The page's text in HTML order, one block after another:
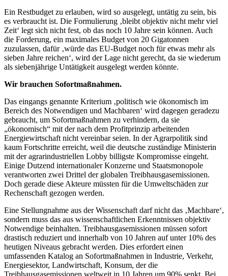
Ein Restbudget zu erlauben, wird so ausgelegt, untätig zu sein, bis
es verbraucht ist. Die Formulierung ‚bleibt objektiv nicht mehr viel
Zeit‘ legt sich nicht fest, ob das noch 10 Jahre sein können. Auch
die Forderung, ein maximales Budget von 20 Gigatonnen
zuzulassen, dafür ‚würde das EU-Budget noch für etwas mehr als
sieben Jahre reichen‘, wird der Lage nicht gerecht, da sie wiederum
als siebenjährige Untätigkeit ausgelegt werden könnte.
Wir brauchen Sofortmaßnahmen.
Das eingangs genannte Kriterium ‚politisch wie ökonomisch im
Bereich des Notwendigen und Machbaren‘ wird dagegen geradezu
gebraucht, um Sofortmaßnahmen zu verhindern, da sie
„ökonomisch“ mit der nach dem Profitprinzip arbeitenden
Energiewirtschaft nicht vereinbar seien. In der Agrarpolitik sind
kaum Fortschritte erreicht, weil die deutsche zuständige Ministerin
mit der agrarindustriellen Lobby billigste Kompromisse eingeht.
Einige Dutzend internationaler Konzerne und Staatsmonopole
verantworten zwei Drittel der globalen Treibhausgasemissionen.
Doch gerade diese Akteure müssten für die Umweltschäden zur
Rechenschaft gezogen werden.
Eine Stellungnahme aus der Wissenschaft darf nicht das ‚Machbare‘,
sondern muss das aus wissenschaftlichen Erkenntnissen objektiv
Notwendige beinhalten. Treibhausgasemissionen müssen sofort
drastisch reduziert und innerhalb von 10 Jahren auf unter 10% des
heutigen Niveaus gebracht werden. Dies erfordert einen
umfassenden Katalog an Sofortmaßnahmen in Industrie, Verkehr,
Energiesektor, Landwirtschaft, Konsum, der die